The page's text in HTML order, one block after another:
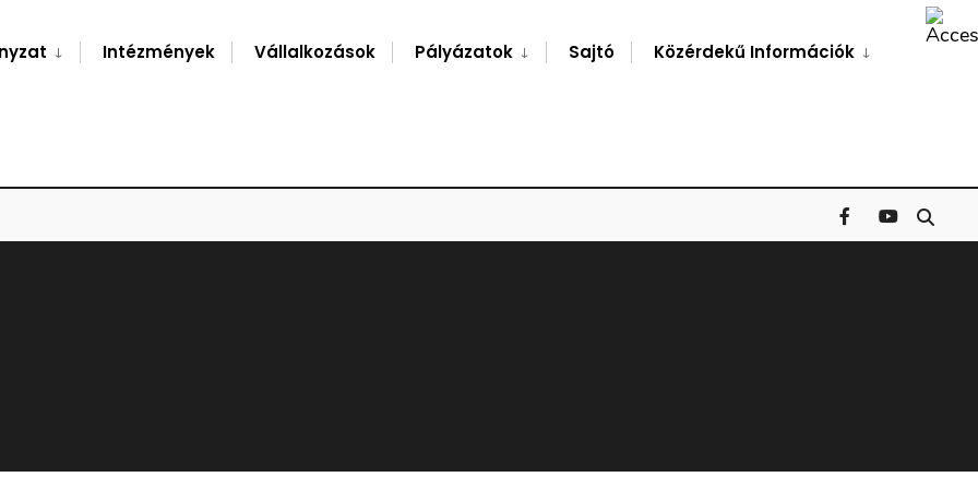
Intézmények Vállalkozások Pályázatok Sajtó Közérdekű Információk
Window